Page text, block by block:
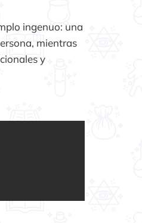
ingenuo: una
mientras
y